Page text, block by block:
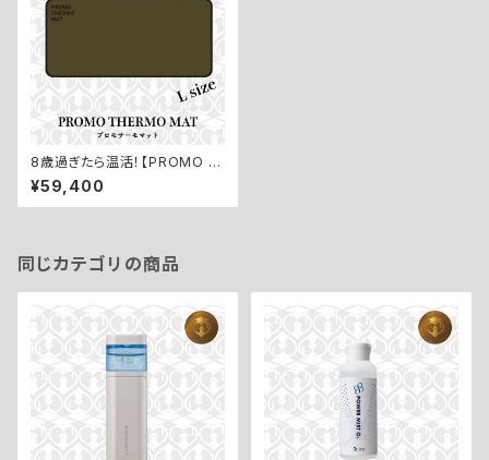
8歳過ぎたら温活！【PROMO T
HERMO MAT／プロモサーモ
マット：Lサイズ】
¥59,400
同じカテゴリの商品